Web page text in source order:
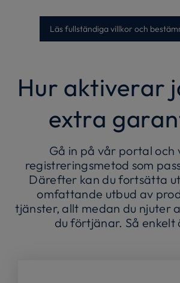
Läs fullständiga villkor och
Hur aktiverar
extra
Gå in på vår portal och
registreringsmetod som
Därefter kan du fortsätta
omfattande utbud av
tjänster, allt medan du njuter
du förtjänar. Så enkelt